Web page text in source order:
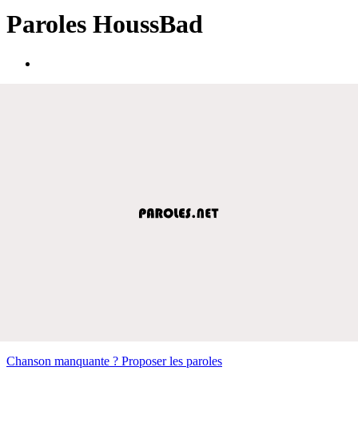
Paroles HoussBad
Chanson manquante ? Proposer les paroles